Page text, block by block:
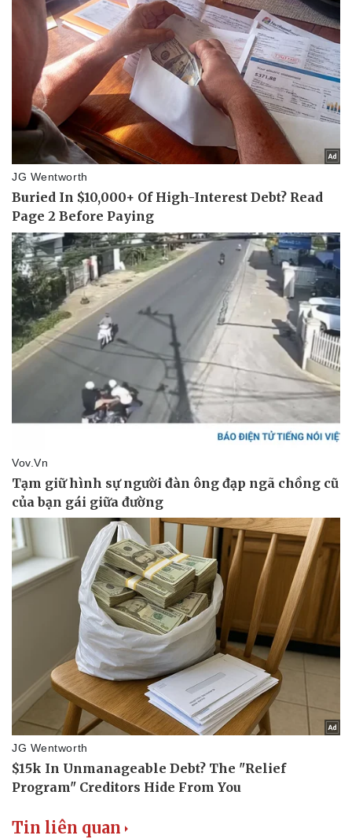
Doanh nghiệp
Thông tin doanh nghiệp
Doanh nghiệp 24h
Công nghệ
Sành điệu
Tin Công nghệ
Trải nghiệm
Chuyển đổi số
Tin liên quan